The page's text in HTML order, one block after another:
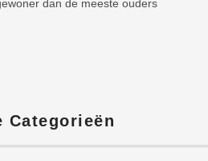
dan de meeste ouders
Categorieën